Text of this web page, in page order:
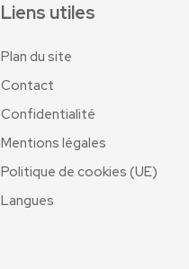
Liens utiles
Plan du site
Contact
Confidentialité
Mentions légales
Politique de cookies (UE)
Langues